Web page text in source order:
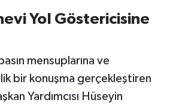
Yol Göstericisine
mensuplarına ve
bir konuşma gerçekleştiren
Yardımcısı Hüseyin